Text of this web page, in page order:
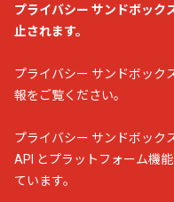
プライバシー サンドボック
止されます。
プライバシー サンドボック
報をご覧ください。
プライバシー サンドボック
API とプラットフォーム機
ています。